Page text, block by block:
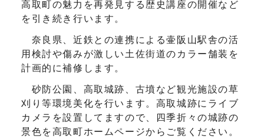
高取町の魅力を再発見する歴史講座の開催など
を引き続き行います。
奈良県、近鉄との連携による壷阪山駅舎の活
用検討や傷みが激しい土佐街道のカラー舗装を
計画的に補修します。
砂防公園、高取城跡、古墳など観光施設の草
刈り等環境美化を行います。高取城跡にライブ
カメラを設置してますので、四季折々の城跡の
景色を高取町ホームページからご覧ください。